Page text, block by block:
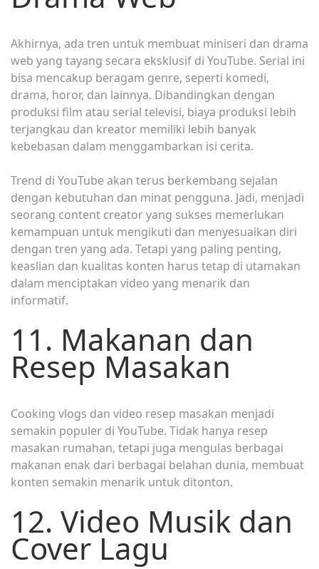
Akhirnya, ada tren untuk membuat miniseri dan drama
web yang tayang secara eksklusif di YouTube. Serial ini
bisa mencakup beragam genre, seperti komedi,
drama, horor, dan lainnya. Dibandingkan dengan
produksi film atau serial televisi, biaya produksi lebih
terjangkau dan kreator memiliki lebih banyak
kebebasan dalam menggambarkan isi cerita.
Trend di YouTube akan terus berkembang sejalan
dengan kebutuhan dan minat pengguna. Jadi, menjadi
seorang content creator yang sukses memerlukan
kemampuan untuk mengikuti dan menyesuaikan diri
dengan tren yang ada. Tetapi yang paling penting,
keaslian dan kualitas konten harus tetap di utamakan
dalam menciptakan video yang menarik dan
informatif.
11. Makanan dan
Resep Masakan
Cooking vlogs dan video resep masakan menjadi
semakin populer di YouTube. Tidak hanya resep
masakan rumahan, tetapi juga mengulas berbagai
makanan enak dari berbagai belahan dunia, membuat
konten semakin menarik untuk ditonton.
12. Video Musik dan
Cover Lagu